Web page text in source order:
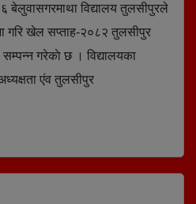
बेलुवासगरमाथा विद्यालय तुलसीपुरले
खेल सप्ताह-२०८२ तुलसीपुर
गरेकाे छ । विद्यालयका
एंव तुलसीपुर